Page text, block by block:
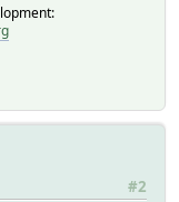
zuhause
enabled
ZuHause
09.12.2025
10.12.2025
no timer
#2